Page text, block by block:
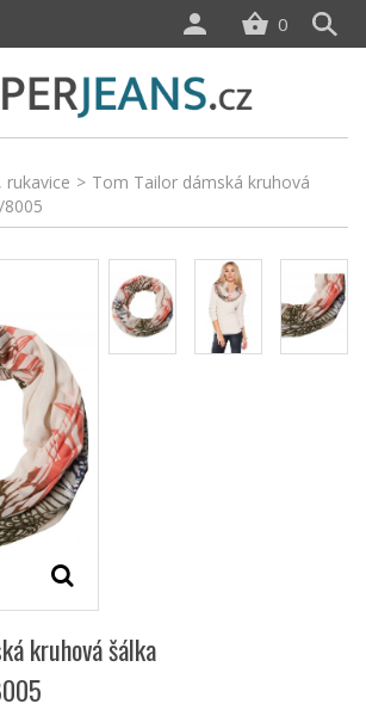
rukavice > Tom Tailor dámská kruhová
kruhová šálka
0